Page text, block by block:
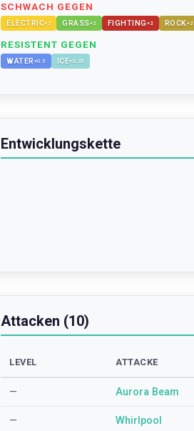
SCHWACH GEGEN
ELECTRIC× 2 GRASS×2 FIGHTING ×2 ROCK×2
RESISTENT GEGEN
WATER ×0.5 ICE×0.25
Entwicklungskette
Attacken (10)
LEVEL ATTACKE
— Aurora Beam
— Whirlpool